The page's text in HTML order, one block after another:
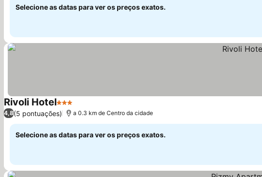
Selecione as datas para ver os preços exatos.
Rivoli Hotel3 Estrelas
4,8(5 pontuações) a 0.3 km de Centro da cidade
Selecione as datas para ver os preços exatos.